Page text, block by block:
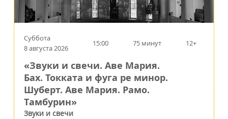
Суббота
8 августа 2026
15:00 75 минут 12+
«Звуки и свечи. Аве Мария.
Бах. Токката и фуга ре минор.
Шуберт. Аве Мария. Рамо.
Тамбурин»
Звуки и свечи